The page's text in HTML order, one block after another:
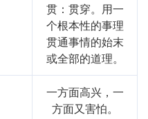
贯：贯穿。用一
个根本性的事理
贯通事情的始末
或全部的道理。
一方面高兴，一
方面又害怕。